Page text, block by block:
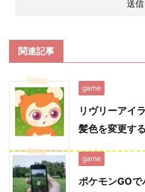
関連記事
game
リヴリーアイ
髪色を変更す
game
ポケモンGO